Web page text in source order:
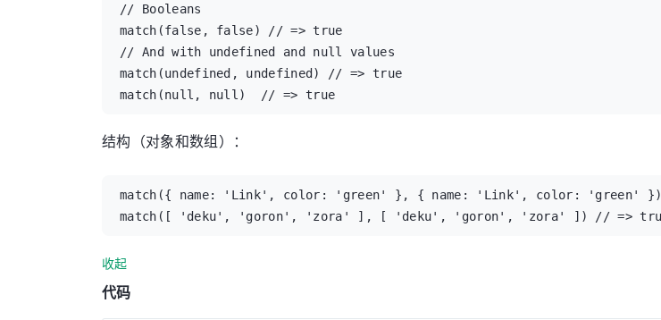
// Booleans
match(false, false) // => true
// And with undefined and null values
match(undefined, undefined) // => true
match(null, null)  // => true
结构（对象和数组）：
match({ name: 'Link', color: 'green' }, { name: 'Link', color: 'green'
match([ 'deku', 'goron', 'zora' ], [ 'deku', 'goron', 'zora' ]) // =>
收起
代码